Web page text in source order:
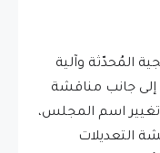
المُحدّثة وآلية
إلى جانب مناقشة
وتغيير اسم المجلس،
التعديلات